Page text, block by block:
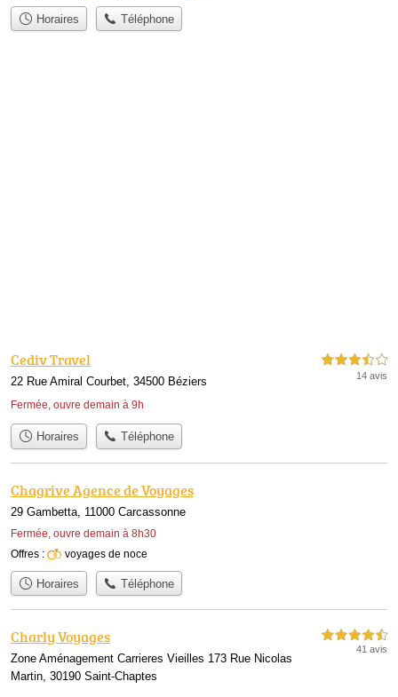
Horaires Téléphone
Cediv Travel
22 Rue Amiral Courbet, 34500 Béziers
Fermée, ouvre demain à 9h
3,5 étoiles sur 5
14 avis
Horaires Téléphone
Chagrive Agence de Voyages
29 Gambetta, 11000 Carcassonne
Fermée, ouvre demain à 8h30
Offres :
voyages de noce
Horaires Téléphone
Charly Voyages
Zone Aménagement Carrieres Vieilles 173 Rue Nicolas
Martin, 30190 Saint-Chaptes
4,5 étoiles sur 5
41 avis